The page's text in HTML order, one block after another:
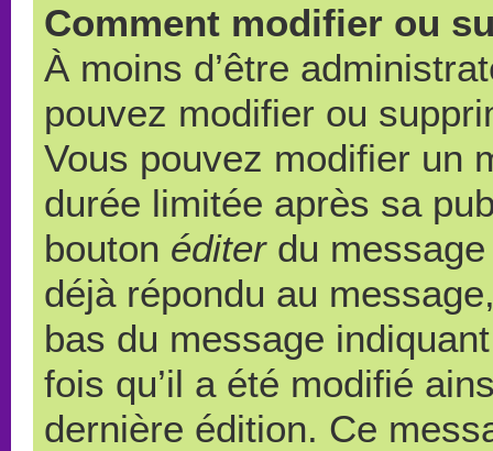
Comment modifier ou
À moins d’être
pouvez modifier ou
Vous pouvez modifier un
durée limitée après sa
bouton éditerdu message
déjà répondu au
bas du message
fois qu’il a été modifié
dernière édition. Ce